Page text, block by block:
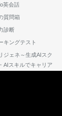
英会話
質問箱
診断
キングテスト
ジェネ～生成AIスク
AIスキルでキャリア